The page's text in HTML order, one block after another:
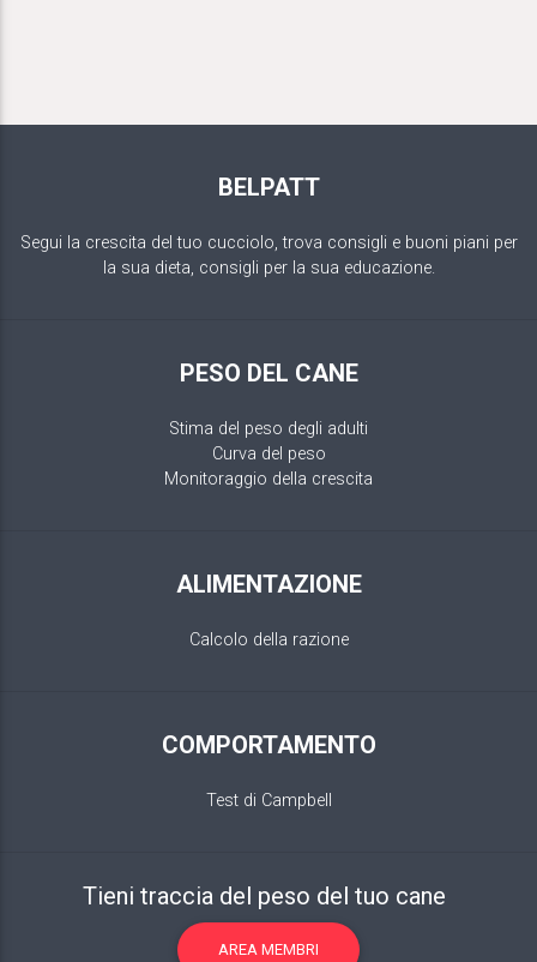
BELPATT
Segui la crescita del tuo cucciolo, trova consigli e buoni piani per
la sua dieta, consigli per la sua educazione.
PESO DEL CANE
Stima del peso degli adulti
Curva del peso
Monitoraggio della crescita
ALIMENTAZIONE
Calcolo della razione
COMPORTAMENTO
Test di Campbell
Tieni traccia del peso del tuo cane
AREA MEMBRI